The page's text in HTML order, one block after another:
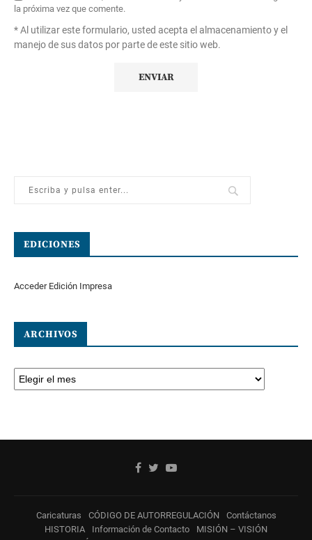
la próxima vez que comente.
* Al utilizar este formulario, usted acepta el almacenamiento y el
manejo de sus datos por parte de este sitio web.
EDICIONES
Acceder Edición Impresa
ARCHIVOS
Caricaturas CÓDIGO DE AUTORREGULACIÓN
Contáctanos
HISTORIA
Información de Contacto
MISIÓN – VISIÓN